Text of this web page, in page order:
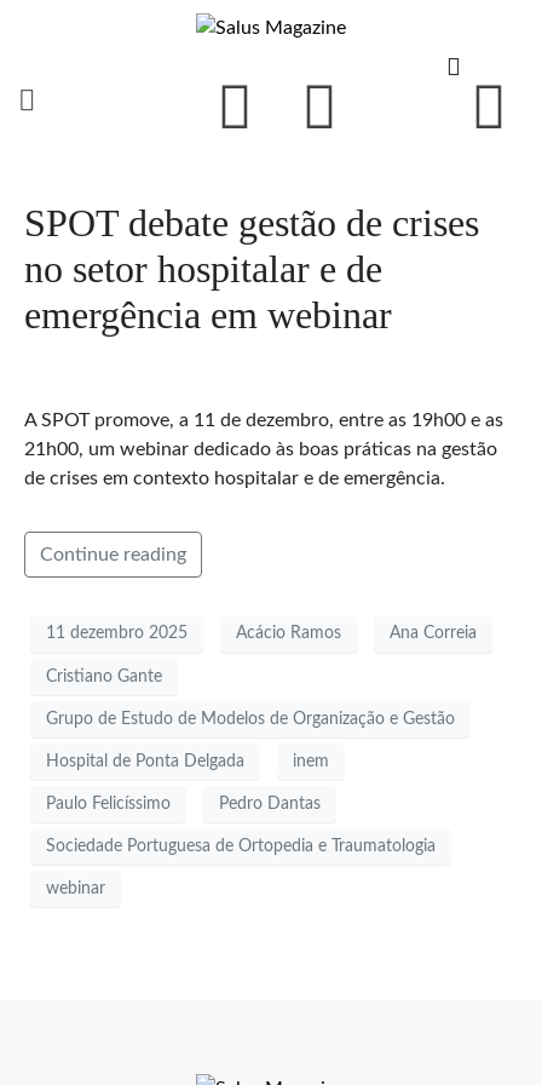
SPOT debate gestão de crises
no setor hospitalar e de
emergência em webinar
A SPOT promove, a 11 de dezembro, entre as 19h00 e as
21h00, um webinar dedicado às boas práticas na gestão
de crises em contexto hospitalar e de emergência.
Continue reading
11 dezembro 2025 Acácio Ramos Ana Correia
Cristiano Gante
Grupo de Estudo de Modelos de Organização e Gestão
Hospital de Ponta Delgada inem
Paulo Felicíssimo Pedro Dantas
Sociedade Portuguesa de Ortopedia e Traumatologia
webinar